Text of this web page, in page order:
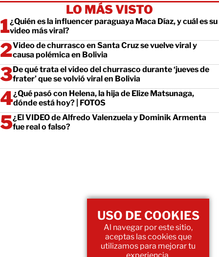
LO MÁS VISTO
¿Quién es la influencer paraguaya Maca Díaz, y cuál es su
video más viral?
Video de churrasco en Santa Cruz se vuelve viral y
causa polémica en Bolivia
De qué trata el video del churrasco durante ‘jueves de
frater’ que se volvió viral en Bolivia
¿Qué pasó con Helena, la hija de Elize Matsunaga,
dónde está hoy? | FOTOS
¿El VIDEO de Alfredo Valenzuela y Dominik Armenta
fue real o falso?
USO DE COOKIES
Al navegar por este sitio,
aceptas las cookies que
utilizamos para mejorar tu